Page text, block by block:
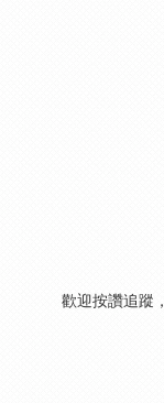
歡迎按讚追蹤